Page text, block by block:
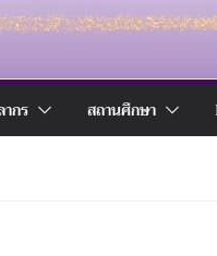
กร สถานศึกษา